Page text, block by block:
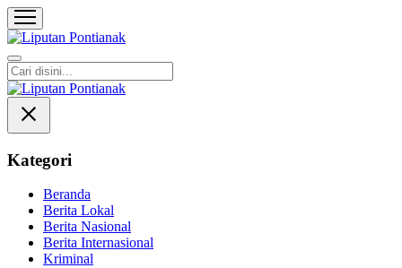
Liputan Pontianak
Berita Terkini dan TerUpdate
Kategori
Beranda
Berita Lokal
Berita Nasional
Berita Internasional
Kriminal